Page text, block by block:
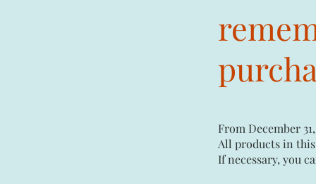
From December
All products in
If necessary, you